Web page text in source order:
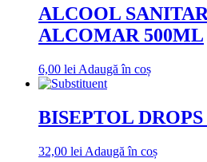
ALCOOL
ALCOMAR 500ML
6,00 lei Adaugă în coș
BISEPTOL
32,00 lei Adaugă în coș